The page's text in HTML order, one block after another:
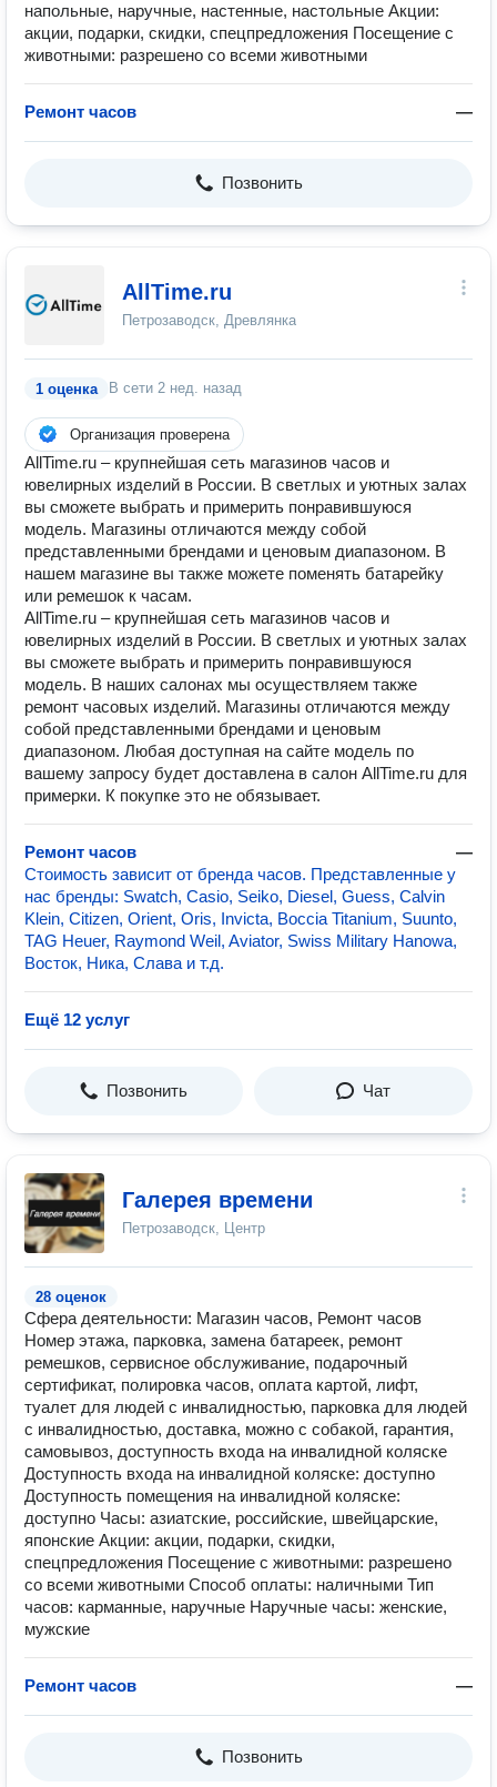
напольные, наручные, настенные, настольные Акции:
акции, подарки, скидки, спецпредложения Посещение с
животными: разрешено со всеми животными
Ремонт часов —
Позвонить
AllTime.ru
Петрозаводск, Древлянка
1 оценка В сети 2 нед. назад
Организация проверена
AllTime.ru – крупнейшая сеть магазинов часов и
ювелирных изделий в России. В светлых и уютных залах
вы сможете выбрать и примерить понравившуюся
модель. Магазины отличаются между собой
представленными брендами и ценовым диапазоном. В
нашем магазине вы также можете поменять батарейку
или ремешок к часам.
AllTime.ru – крупнейшая сеть магазинов часов и
ювелирных изделий в России. В светлых и уютных залах
вы сможете выбрать и примерить понравившуюся
модель. В наших салонах мы осуществляем также
ремонт часовых изделий. Магазины отличаются между
собой представленными брендами и ценовым
диапазоном. Любая доступная на сайте модель по
вашему запросу будет доставлена в салон AllTime.ru для
примерки. К покупке это не обязывает.
Ремонт часов
—
Стоимость зависит от бренда часов. Представленные у
нас бренды: Swatch, Casio, Seiko, Diesel, Guess, Calvin
Klein, Citizen, Orient, Oris, Invicta, Boccia Titanium, Suunto,
TAG Heuer, Raymond Weil, Aviator, Swiss Military Hanowa,
Восток, Ника, Слава и т.д.
Ещё 12 услуг
Позвонить Чат
Галерея времени
Петрозаводск, Центр
28 оценок
Сфера деятельности: Магазин часов, Ремонт часов
Номер этажа, парковка, замена батареек, ремонт
ремешков, сервисное обслуживание, подарочный
сертификат, полировка часов, оплата картой, лифт,
туалет для людей с инвалидностью, парковка для людей
с инвалидностью, доставка, можно с собакой, гарантия,
самовывоз, доступность входа на инвалидной коляске
Доступность входа на инвалидной коляске: доступно
Доступность помещения на инвалидной коляске:
доступно Часы: азиатские, российские, швейцарские,
японские Акции: акции, подарки, скидки,
спецпредложения Посещение с животными: разрешено
со всеми животными Способ оплаты: наличными Тип
часов: карманные, наручные Наручные часы: женские,
мужские
Ремонт часов —
Позвонить